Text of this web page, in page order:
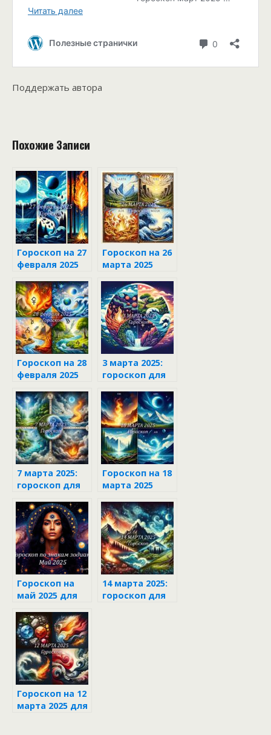
Поддержать автора
Похожие Записи
Гороскоп на 27
февраля 2025
знака зодиака
Гороскоп на 26
марта 2025
Гороскоп на 28
февраля 2025
знака зодиака
3 марта 2025:
гороскоп для
зодиака
7 марта 2025:
гороскоп для
зодиака
Гороскоп на 18
марта 2025
Гороскоп на
май 2025 для
зодиака
14 марта 2025:
гороскоп для
Гороскоп на 12
марта 2025 для